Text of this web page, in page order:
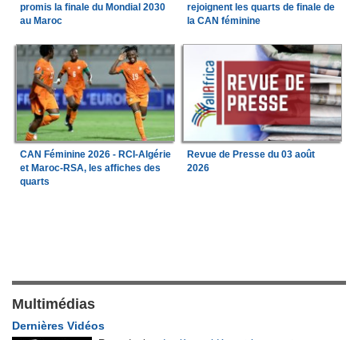
promis la finale du Mondial 2030
au Maroc
rejoignent les quarts de finale de
la CAN féminine
CAN Féminine 2026 - RCI-Algérie
et Maroc-RSA, les affiches des
quarts
Revue de Presse du 03 août
2026
Multimédias
Dernières Vidéos